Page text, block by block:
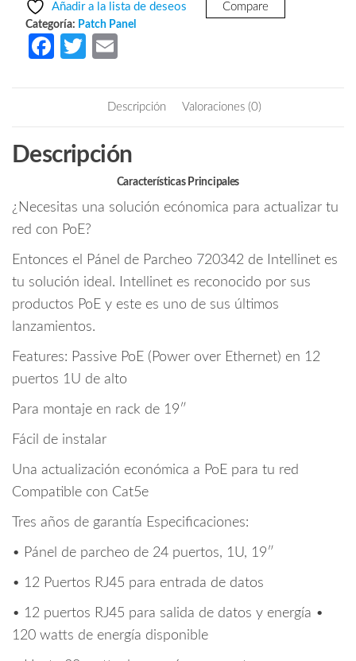
$710.49.$472.50.
Panel
de
24
salida
y
energía
Compatible
con
Cat5e
cantidad
Añadir a la lista de deseos Compare
Categoría: Patch Panel
Fa
o
T
itt
ail
Descripción Valoraciones (0)
Descripción
Características Principales
¿Necesitas una solución ecónomica para actualizar tu
red con PoE?
Entonces el Pánel de Parcheo 720342 de Intellinet es
tu solución ideal. Intellinet es reconocido por sus
productos PoE y este es uno de sus últimos
lanzamientos.
Features: Passive PoE (Power over Ethernet) en 12
puertos 1U de alto
Para montaje en rack de 19″
Fácil de instalar
Una actualización económica a PoE para tu red
Compatible con Cat5e
Tres años de garantía Especificaciones:
• Pánel de parcheo de 24 puertos, 1U, 19″
• 12 Puertos RJ45 para entrada de datos
• 12 puertos RJ45 para salida de datos y energía •
120 watts de energía disponible